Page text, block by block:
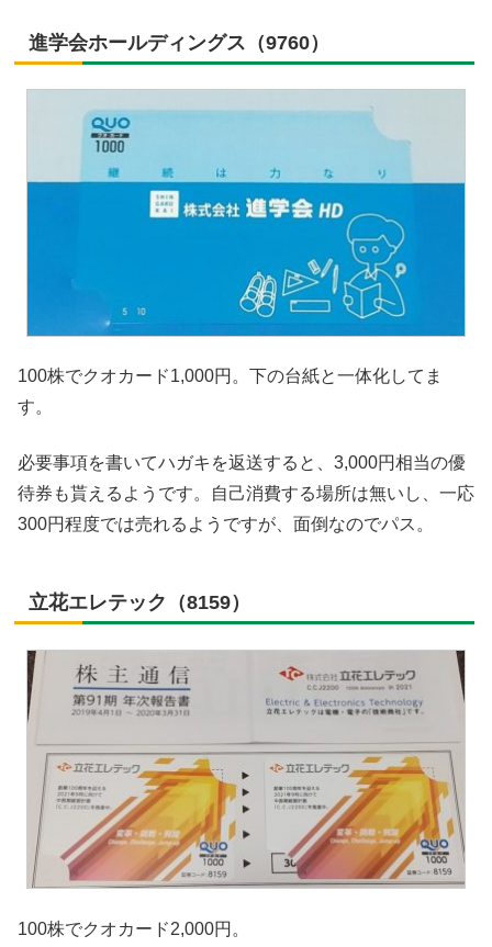
進学会ホールディングス（9760）
100株でクオカード1,000円。下の台紙と一体化してま
す。
必要事項を書いてハガキを返送すると、3,000円相当の優
待券も貰えるようです。自己消費する場所は無いし、一応
300円程度では売れるようですが、面倒なのでパス。
立花エレテック（8159）
100株でクオカード2,000円。